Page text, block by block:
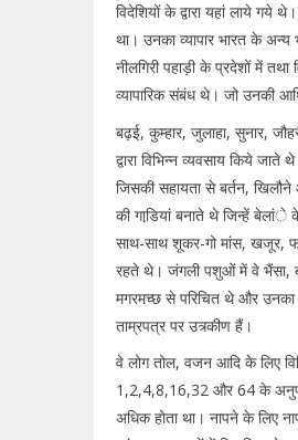
विदेशियों के द्वारा यहां लाये गये
था। उनका व्यापार भारत के
नीलगिरी पहाड़ी के प्रदेशों में
व्यापारिक संबंध थे। जो उनकी
बढ़ई, कुम्हार, जुलाहा, सुनार,
द्वारा विभिन्न व्यवसाय किये
जिसकी सहायता से बर्तन, खिलौने
की गाडि़यां बनाते थे जिन्हें बेलांे
साथ-साथ शूकर-गो मांस, खजूर,
रहते थे। जंगली पशुओं में वे भैंसा,
मगरमच्छ से परिचित थे और
ताम्रपत्र पर उत्र्कीण हैं।
वे लोग तोल, वजन आदि के लिए
1,2,4,8,16,32 और 64 के
अधिक होता था। नापने के लिए